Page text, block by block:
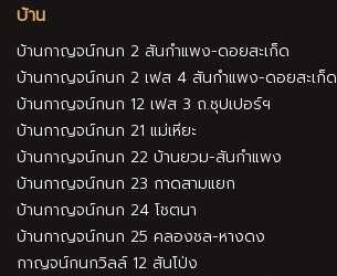
บ้าน
บ้านกาญจน์กนก 2 สันกำแพง-ดอยสะเก็ด
บ้านกาญจน์กนก 2 เฟส 4 สันกำแพง-ดอยสะเก็ด
บ้านกาญจน์กนก 12 เฟส 3 ถ.ซุปเปอร์ฯ
บ้านกาญจน์กนก 21 แม่เหียะ
บ้านกาญจน์กนก 22 บ้านยวม-สันกำแพง
บ้านกาญจน์กนก 23 กาดสามแยก
บ้านกาญจน์กนก 24 โชตนา
บ้านกาญจน์กนก 25 คลองชล-หางดง
กาญจน์กนกวิลล์ 12 สันโป่ง